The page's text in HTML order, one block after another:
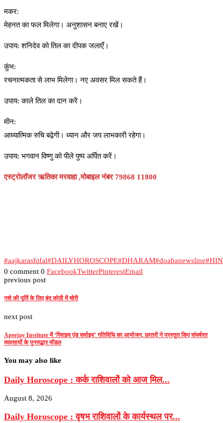
मकर:
मेहनत का फल मिलेगा। अनुशासन बनाए रखें।
उपाय: शनिदेव को तिल का दीपक जलाएँ।
कुंभ:
रचनात्मकता से लाभ मिलेगा। नए अवसर मिल सकते हैं।
उपाय: काले तिल का दान करें।
मीन:
आध्यात्मिक रुचि बढ़ेगी। ध्यान और जप लाभकारी रहेगा।
उपाय: भगवान विष्णु को पीले पुष्प अर्पित करें।
एस्ट्रोलॉजर ऋतिका मरवाहा ,मोबाइल नंबर 79868 11800
#aajkarashifal#DAILYHOROSCOPE#DHARAM#doabanewsline
0 comment 0 FacebookTwitterPinterestEmail
previous post
नशे की पूर्ति के लिए बंद कोठी में चोरी
next post
Apeejay Institute में ‘रिवाइव एंड सर्वाइव’ गतिविधि का आयोजन, छात्रों ने प्रस्तुत किए संघर्षरत
व्यवसायों के पुनरुद्धार मॉडल
You may also like
Daily Horoscope : कर्क राशिवालों को आज मिल...
August 8, 2026
Daily Horoscope : वृषभ राशिवालों के कार्यस्थल पर...